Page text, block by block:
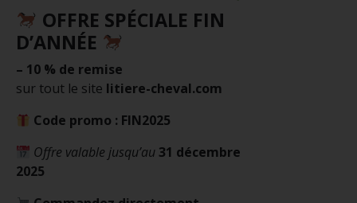
OFFRE SPÉCIALE FIN
D’ANNÉE
– 10 % de remise
sur tout le site litiere-cheval.com
Code promo : FIN2025
Offre valable jusqu’au 31 décembre
2025